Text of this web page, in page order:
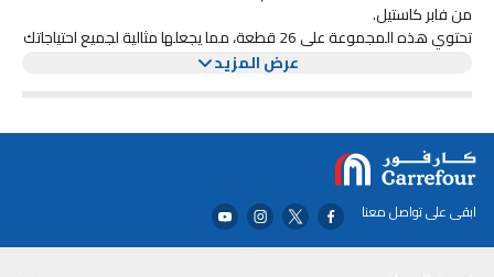
من فابر كاستيل.
تحتوي هذه المجموعة على 26 قطعة، مما يجعلها مثالية لجميع احتياجاتك
في الكتابة والرسم. قلم الرصاص عالي الجودة ويوفر خطوطًا ناعمة
وخاليًا من البقع.
عرض المزيد
ابقى على تواصل معنا